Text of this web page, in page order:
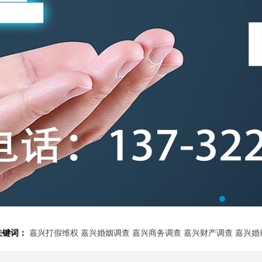
词： 嘉兴打假维权 嘉兴婚姻调查 嘉兴商务调查 嘉兴财产调查 嘉兴婚